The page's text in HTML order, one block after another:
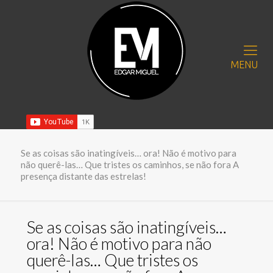
MENU
Se as coisas são inatingíveis… ora! Não é motivo para
não querê-las… Que tristes os caminhos, se não fora A
presença distante das estrelas!
Se as coisas são inatingíveis…
ora! Não é motivo para não
querê-las… Que tristes os